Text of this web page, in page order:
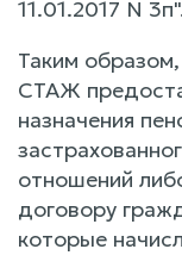
11.01.2017 N
Таким
СТАЖ
назначения
отношений
договору
которые